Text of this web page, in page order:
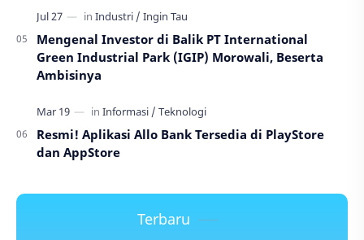
Mengenal Investor di Balik PT International
Green Industrial Park (IGIP) Morowali, Beserta
Ambisinya
Resmi! Aplikasi Allo Bank Tersedia di PlayStore
dan AppStore
Terbaru